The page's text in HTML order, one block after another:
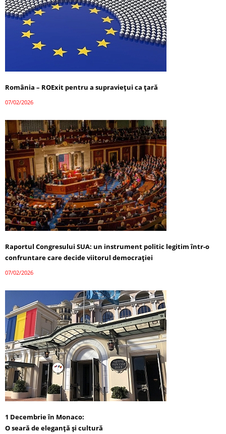
România – ROExit pentru a supraviețui ca țară
07/02/2026
Raportul Congresului SUA: un instrument politic legitim într-o
confruntare care decide viitorul democrației
07/02/2026
1 Decembrie în Monaco:
O seară de eleganță și cultură